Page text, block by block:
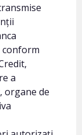
conform
a
organe de